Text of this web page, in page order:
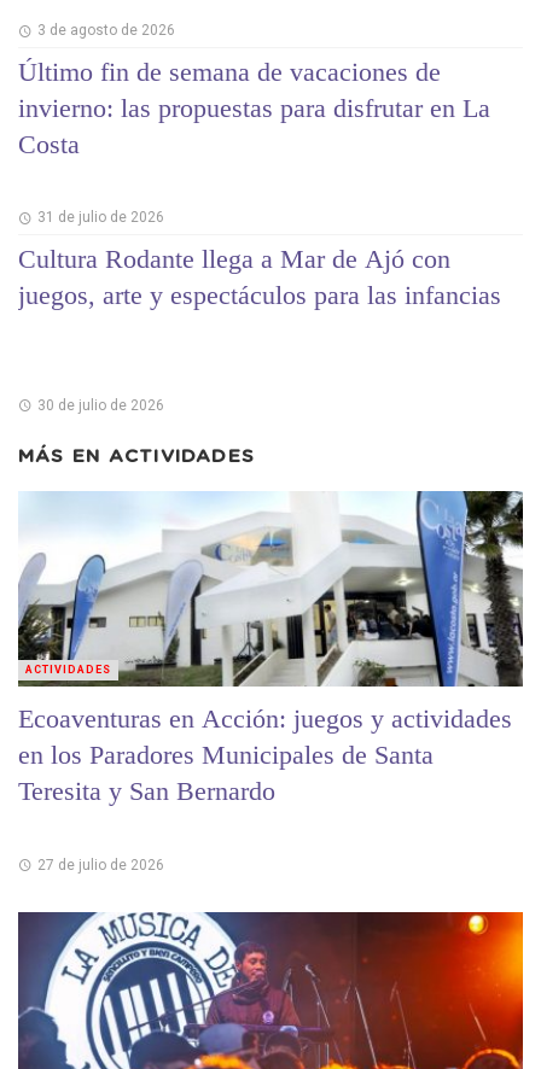
3 de agosto de 2026
Último fin de semana de vacaciones de
invierno: las propuestas para disfrutar en La
Costa
31 de julio de 2026
Cultura Rodante llega a Mar de Ajó con
juegos, arte y espectáculos para las infancias
30 de julio de 2026
MÁS EN ACTIVIDADES
Ecoaventuras en Acción: juegos y actividades
en los Paradores Municipales de Santa
Teresita y San Bernardo
27 de julio de 2026
ACTIVIDADES